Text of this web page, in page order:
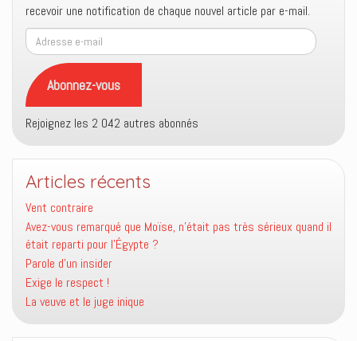
recevoir une notification de chaque nouvel article par e-mail.
Adresse
e-
mail
Abonnez-vous
Rejoignez les 2 042 autres abonnés
Articles récents
Vent contraire
Avez-vous remarqué que Moïse, n’était pas très sérieux quand il
était reparti pour l’Égypte ?
Parole d’un insider
Exige le respect !
La veuve et le juge inique